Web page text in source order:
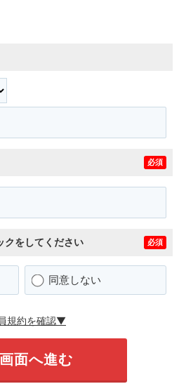
必須
クをしてください 必須
同意しない
規約を確認▼